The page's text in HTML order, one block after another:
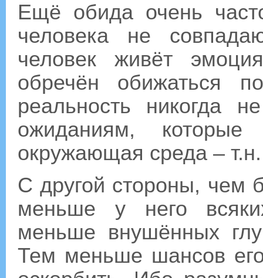
Ещё обида очень
человека не
человек живёт
обречён обижаться
реальность никогда
ожиданиям,
окружающая среда – т.н.
С другой стороны, чем
меньше у него
меньше внушённых
Тем меньше шансов